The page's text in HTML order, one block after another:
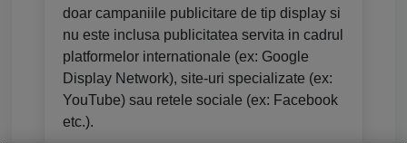
doar campaniile publicitare de tip display si
nu este inclusa publicitatea servita in cadrul
platformelor internationale (ex: Google
Display Network), site-uri specializate (ex:
YouTube) sau retele sociale (ex: Facebook
etc.).